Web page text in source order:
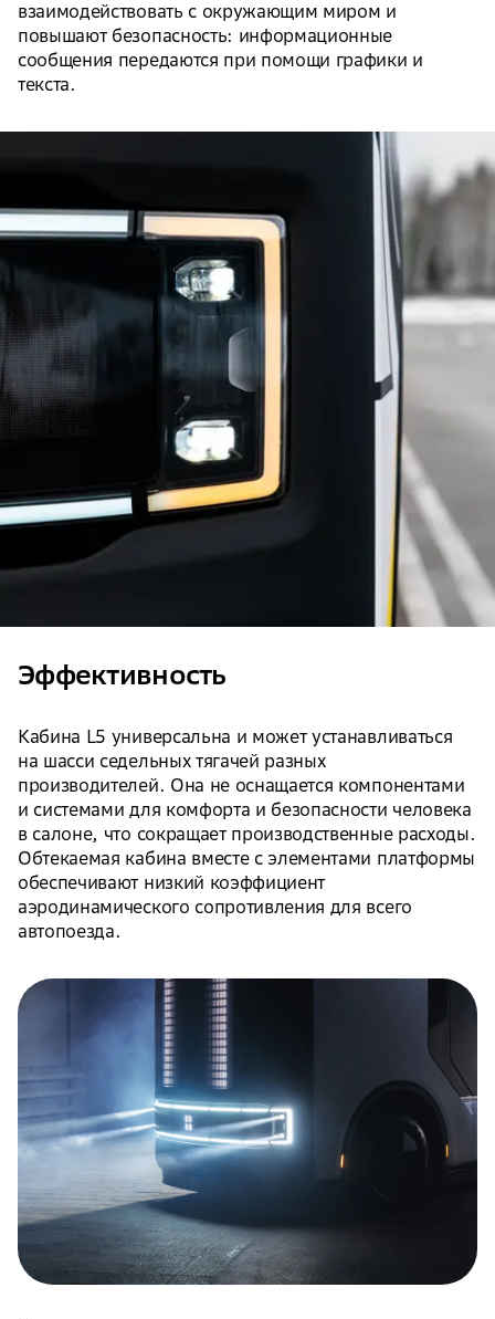
взаимодействовать с окружающим миром и
повышают безопасность: информационные
сообщения передаются при помощи графики и
текста.
Эффективность
Кабина L5 универсальна и может устанавливаться
на шасси седельных тягачей разных
производителей. Она не оснащается компонентами
и системами для комфорта и безопасности человека
в салоне, что сокращает производственные расходы.
Обтекаемая кабина вместе с элементами платформы
обеспечивают низкий коэффициент
аэродинамического сопротивления для всего
автопоезда.